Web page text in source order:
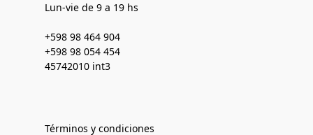
Lun-vie de 9 a 19 hs
+598 98 464 904
+598 98 054 454
45742010 int3
Términos y condiciones